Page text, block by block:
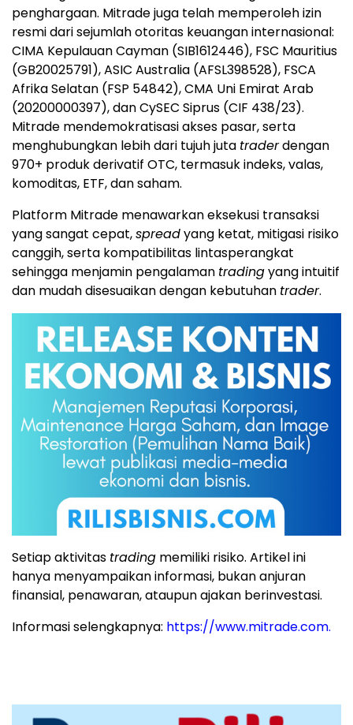
penghargaan. Mitrade juga telah memperoleh izin
resmi dari sejumlah otoritas keuangan internasional:
CIMA Kepulauan Cayman (SIB1612446), FSC Mauritius
(GB20025791), ASIC Australia (AFSL398528), FSCA
Afrika Selatan (FSP 54842), CMA Uni Emirat Arab
(20200000397), dan CySEC Siprus (CIF 438/23).
Mitrade mendemokratisasi akses pasar, serta
menghubungkan lebih dari tujuh juta traderdengan
970+ produk derivatif OTC, termasuk indeks, valas,
komoditas, ETF, dan saham.
Platform Mitrade menawarkan eksekusi transaksi
yang sangat cepat,spreadyang ketat, mitigasi risiko
canggih, serta kompatibilitas lintasperangkat
sehingga menjamin pengalaman tradingyang intuitif
dan mudah disesuaikan dengan kebutuhan trader.
Setiap aktivitas trading memiliki risiko. Artikel ini
hanya menyampaikan informasi, bukan anjuran
finansial, penawaran, ataupun ajakan berinvestasi.
Informasi selengkapnya: https://www.mitrade.com.